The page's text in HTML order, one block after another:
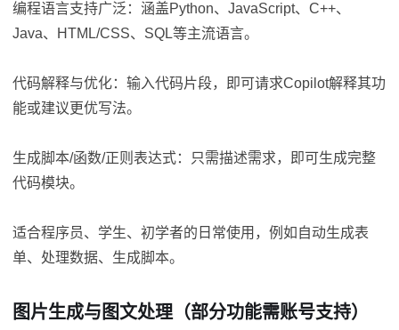
编程语言支持广泛：涵盖Python、JavaScript、C++、
Java、HTML/CSS、SQL等主流语言。
代码解释与优化：输入代码片段，即可请求Copilot解释其功
能或建议更优写法。
生成脚本/函数/正则表达式：只需描述需求，即可生成完整
代码模块。
适合程序员、学生、初学者的日常使用，例如自动生成表
单、处理数据、生成脚本。
图片生成与图文处理（部分功能需账号支持）